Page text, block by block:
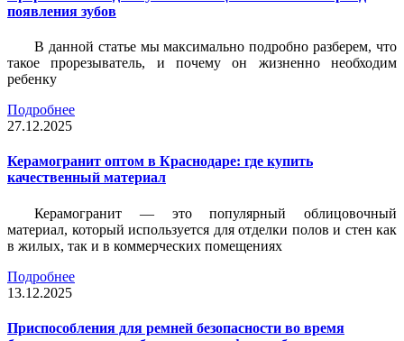
появления зубов
В данной статье мы максимально подробно разберем, что
такое прорезыватель, и почему он жизненно необходим
ребенку
Подробнее
27.12.2025
Керамогранит оптом в Краснодаре: где купить
качественный материал
Керамогранит — это популярный облицовочный
материал, который используется для отделки полов и стен как
в жилых, так и в коммерческих помещениях
Подробнее
13.12.2025
Приспособления для ремней безопасности во время